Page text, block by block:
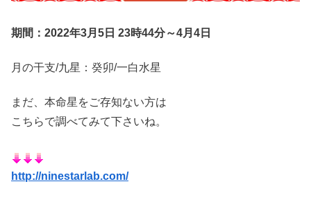
期間：2022年3月5日 23時44分～4月4日
月の干支/九星：癸卯/一白水星
まだ、本命星をご存知ない方は
こちらで調べてみて下さいね。
http://ninestarlab.com/